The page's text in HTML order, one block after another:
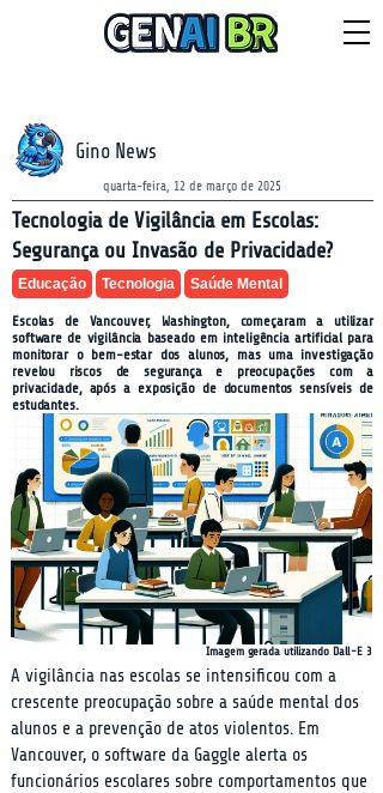
Gino News
quarta-feira, 12 de março de 2025
Tecnologia de Vigilância em Escolas:
Segurança ou Invasão de Privacidade?
Educação Tecnologia Saúde Mental
Escolas de Vancouver, Washington, começaram a utilizar
software de vigilância baseado em inteligência artificial para
monitorar o bem-estar dos alunos, mas uma investigação
revelou riscos de segurança e preocupações com a
privacidade, após a exposição de documentos sensíveis de
estudantes.
Imagem gerada utilizando Dall-E 3
A vigilância nas escolas se intensificou com a
crescente preocupação sobre a saúde mental dos
alunos e a prevenção de atos violentos. Em
Vancouver, o software da Gaggle alerta os
funcionários escolares sobre comportamentos que